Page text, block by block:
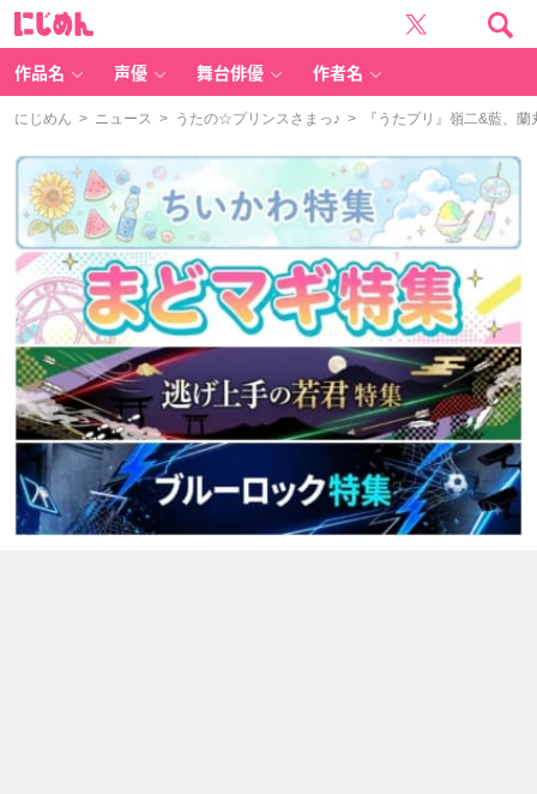
作品名 声優 舞台俳優 作者名
にじめん > ニュース > うたの☆プリンスさまっ♪ > 『うたプリ』嶺二&藍、蘭